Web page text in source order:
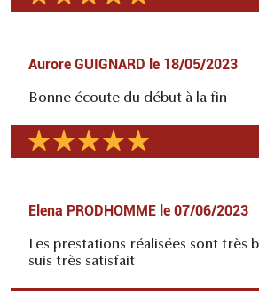
Aurore GUIGNARD le 18/05/2023
Bonne écoute du début à la fin
Elena PRODHOMME le 07/06/2023
Les prestations réalisées sont très
suis très satisfait